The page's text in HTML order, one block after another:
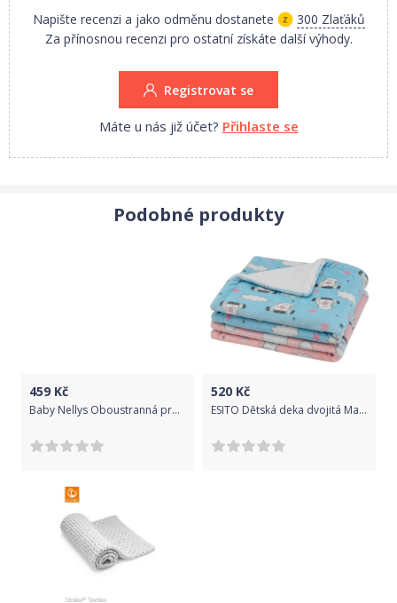
Napište recenzi a jako odměnu dostanete
300 Zlaťáků
Za přínosnou recenzi pro ostatní získáte další výhody.
Registrovat se
Máte u nás již účet? Přihlaste se
Podobné produkty
459 Kč
Baby Nellys Oboustranná proš. deka Bavlna + Velvet 100x70cm, New forest friends - zelená
520 Kč
ESITO Dětská deka dvojitá Magna Ovečka - 75 x 100 cm / modrá